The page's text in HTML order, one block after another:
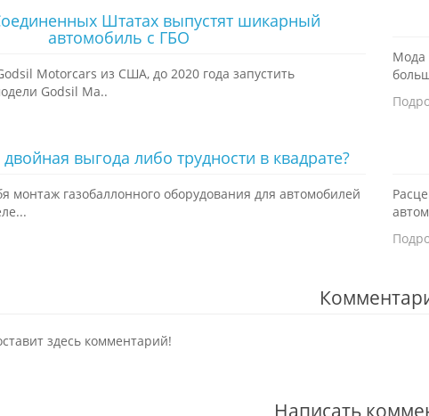
Штатах выпустят шикарный
автомобиль с ГБО
Motorcars из США, до 2020 года запустить
Godsil Ma..
Мода
выгода либо трудности в квадрате?
монтаж газобаллонного оборудования для автомобилей
здесь комментарий!
Написать